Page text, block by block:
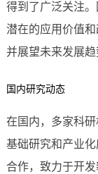
得到了广泛关注
潜在的应用价值和
并展望未来发展趋
国内研究动态
在国内，多家科
基础研究和产业
合作，致力于开